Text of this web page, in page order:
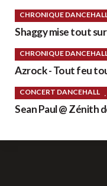
CHRONIQUE
Shaggy mise tout
CHRONIQUE
Azrock - Tout feu
CONCERT DANCEHALL
Sean Paul @ Zénith